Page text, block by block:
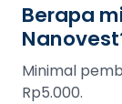
Berapa
Minimal
Rp5.000.